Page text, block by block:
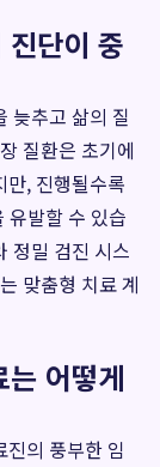
단이 중
늦추고 삶의 질
질환은 초기에
, 진행될수록
유발할 수 있습
정밀 검진 시스
맞춤형 치료 계
는 어떻게
의 풍부한 임